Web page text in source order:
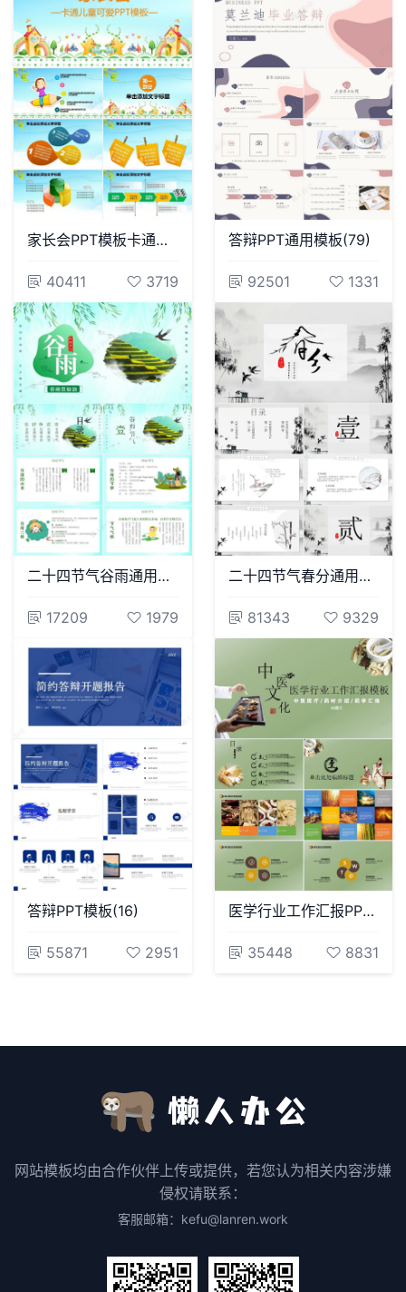
家长会PPT模板卡通儿童可爱PPT模板
40411 3719
答辩PPT通用模板(79)
92501 1331
二十四节气谷雨通用PPT模板(24)
17209 1979
二十四节气春分通用PPT模板(43)
81343 9329
答辩PPT模板(16)
55871 2951
医学行业工作汇报PPT模板中医医疗药材介绍药学汇报
35448 8831
网站模板均由合作伙伴上传或提供，若您认为相关内容涉嫌
侵权请联系：
客服邮箱：kefu@lanren.work